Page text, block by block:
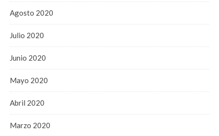
Agosto 2020
Julio 2020
Junio 2020
Mayo 2020
Abril 2020
Marzo 2020